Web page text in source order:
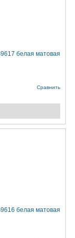
белая матовая
Сравнить
белая матовая